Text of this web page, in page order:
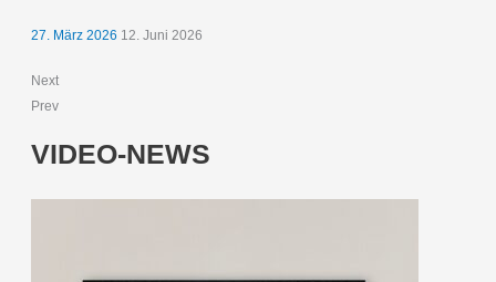
27. März 2026 12. Juni 2026
Next
Prev
VIDEO-NEWS